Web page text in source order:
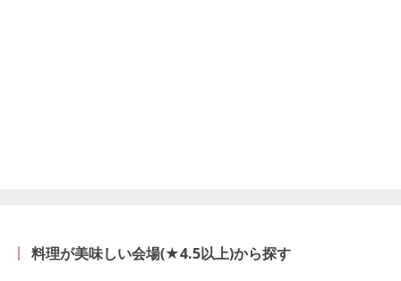
料理が美味しい会場(★4.5以上)から探す